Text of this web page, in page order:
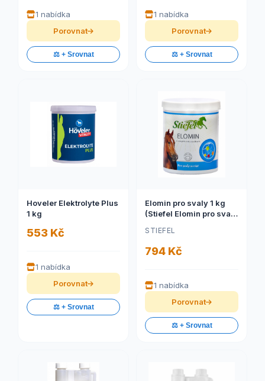
1 nabídka
Porovnat
⚖️ + Srovnat
1 nabídka
Porovnat
⚖️ + Srovnat
Hoveler Elektrolyte Plus
1 kg
553 Kč
1 nabídka
Porovnat
⚖️ + Srovnat
Elomin pro svaly 1 kg
(Stiefel Elomin pro svaly
kg)
STIEFEL
794 Kč
1 nabídka
Porovnat
⚖️ + Srovnat